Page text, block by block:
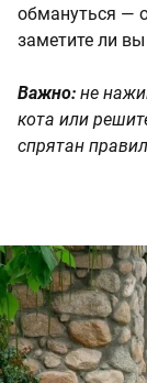
обмануться —
заметите ли
Важно: не
кота или
спрятан